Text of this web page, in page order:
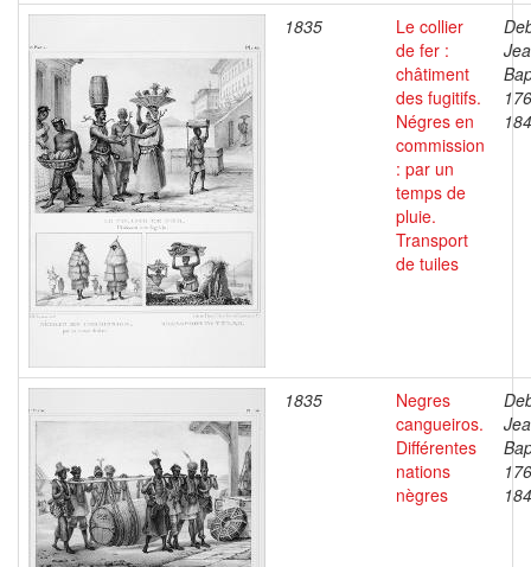
1835
Le collier
de fer :
châtiment
des fugitifs.
Négres en
commission
: par un
temps de
pluie.
Transport
de tuiles
1835
Negres
cangueiros.
Différentes
nations
nègres